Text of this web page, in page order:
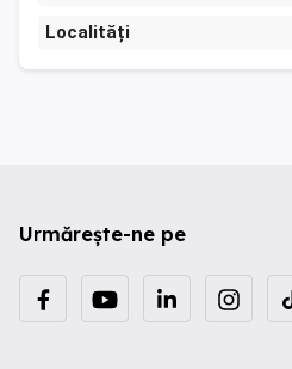
Localități
Urmărește-ne pe